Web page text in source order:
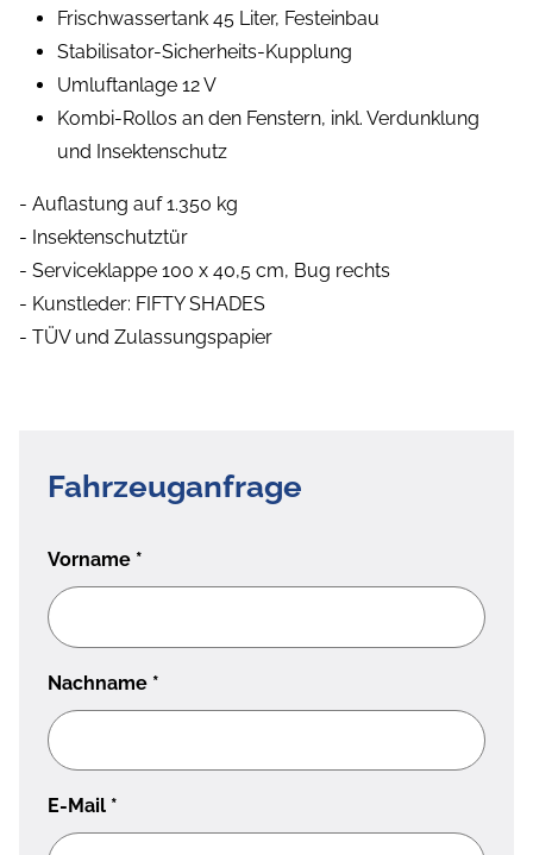
Frischwassertank 45 Liter, Festeinbau
Stabilisator-Sicherheits-Kupplung
Umluftanlage 12 V
Kombi-Rollos an den Fenstern, inkl. Verdunklung
und Insektenschutz
- Auflastung auf 1.350 kg
- Insektenschutztür
- Serviceklappe 100 x 40,5 cm, Bug rechts
- Kunstleder: FIFTY SHADES
- TÜV und Zulassungspapier
Fahrzeuganfrage
Vorname *
Nachname *
E-Mail *